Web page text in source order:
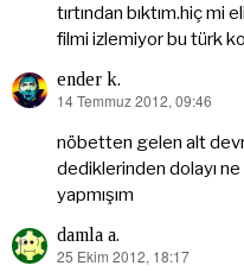
tırtından bıktım.hiç mi
filmi izlemiyor bu türk
ender k.
dedi
14 Temmuz 2012, 09:46
nöbetten gelen alt
dediklerinden dolayı
yapmışım
damla a.
dedi
25 Ekim 2012, 18:17